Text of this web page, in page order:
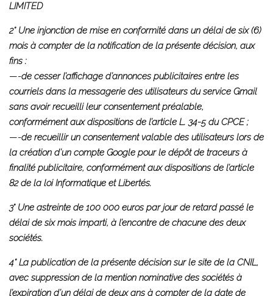
LIMITED
2° Une injonction de mise en conformité dans un délai de six (6)
mois à compter de la notification de la présente décision, aux
fins :
—-de cesser l’affichage d’annonces publicitaires entre les
courriels dans la messagerie des utilisateurs du service Gmail
sans avoir recueilli leur consentement préalable,
conformément aux dispositions de l’article L. 34-5 du CPCE ;
—-de recueillir un consentement valable des utilisateurs lors de
la création d’un compte Google pour le dépôt de traceurs à
finalité publicitaire, conformément aux dispositions de l’article
82 de la loi Informatique et Libertés.
3° Une astreinte de 100 000 euros par jour de retard passé le
délai de six mois imparti, à l’encontre de chacune des deux
sociétés.
4° La publication de la présente décision sur le site de la CNIL,
avec suppression de la mention nominative des sociétés à
l’expiration d’un délai de deux ans à compter de la date de